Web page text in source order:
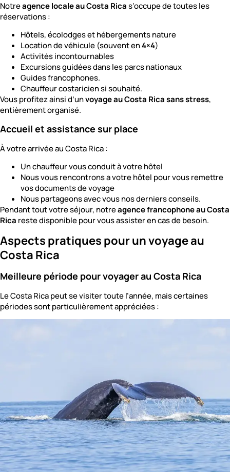
Notreagence locale au Costa Ricas’occupe de toutes les
réservations :
Hôtels, écolodges et hébergements nature
Location de véhicule (souvent en4×4)
Activités incontournables
Excursions guidées dans les parcs nationaux
Guides francophones.
Chauffeur costaricien si souhaité.
Vous profitez ainsi d’unvoyage au Costa Rica sans stress,
entièrement organisé.
Accueil et assistance sur place
À votre arrivée au Costa Rica :
Un chauffeur vous conduit à votre hôtel
Nous vous rencontrons a votre hôtel pour vous remettre
vos documents de voyage
Nous partageons avec vous nos derniers conseils.
Pendant tout votre séjour, notreagence francophone au Costa
Rica reste disponible pour vous assister en cas de besoin.
Aspects pratiques pour un voyage au
Costa Rica
Meilleure période pour voyager au Costa Rica
Le Costa Rica peut se visiter toute l’année, mais certaines
périodes sont particulièrement appréciées :